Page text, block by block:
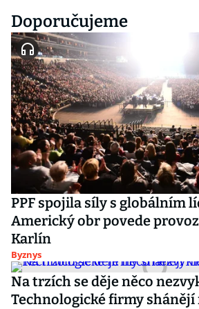
Doporučujeme
PPF spojila síly s globálním
Americký obr povede provoz
Karlín
Byznys
Na trzích se děje něco
Technologické firmy